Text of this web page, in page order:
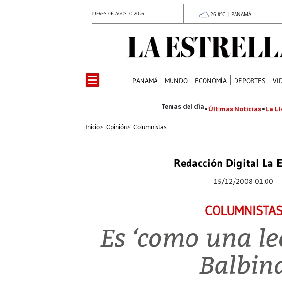
JUEVES 06 AGOSTO 2026 26.8°C | PANAMÁ
PANAMÁ MUNDO ECONOMÍA DEPORTES
Últimas Noticias La
Inicio> Opinión> Columnistas
Redacción Digital La
15/12/2008 01:00
COLUMNISTAS
Es ‘como una